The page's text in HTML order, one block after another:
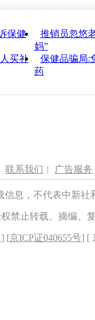
保健
推销员忽悠
妈”
买补
保健品骗局:
药
联系我们 | 广告服务
信息，不代表中新
禁止转载、摘编、
] [京ICP证040655号] [